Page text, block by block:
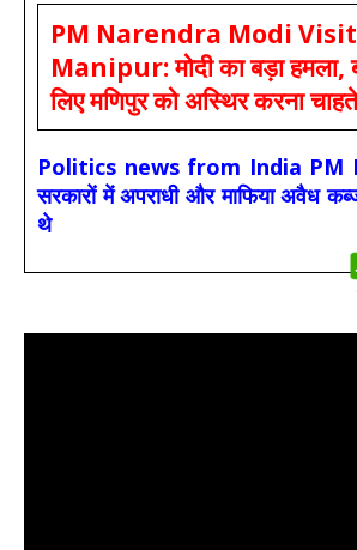
PM Narendra Modi
Manipur: मोदी का बड़ा हमला,
लिए मणिपुर को अस्थिर करना
Politics news from India PM
सरकारों में अपराधी और माफिया अवैध
थे